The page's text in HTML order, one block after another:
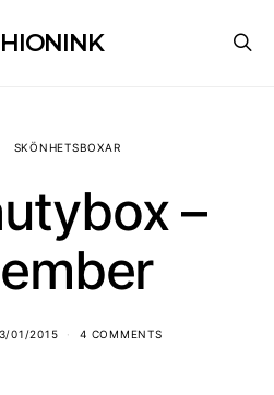
SKÖNHETSBOXAR
–
01/2015 4 COMMENTS